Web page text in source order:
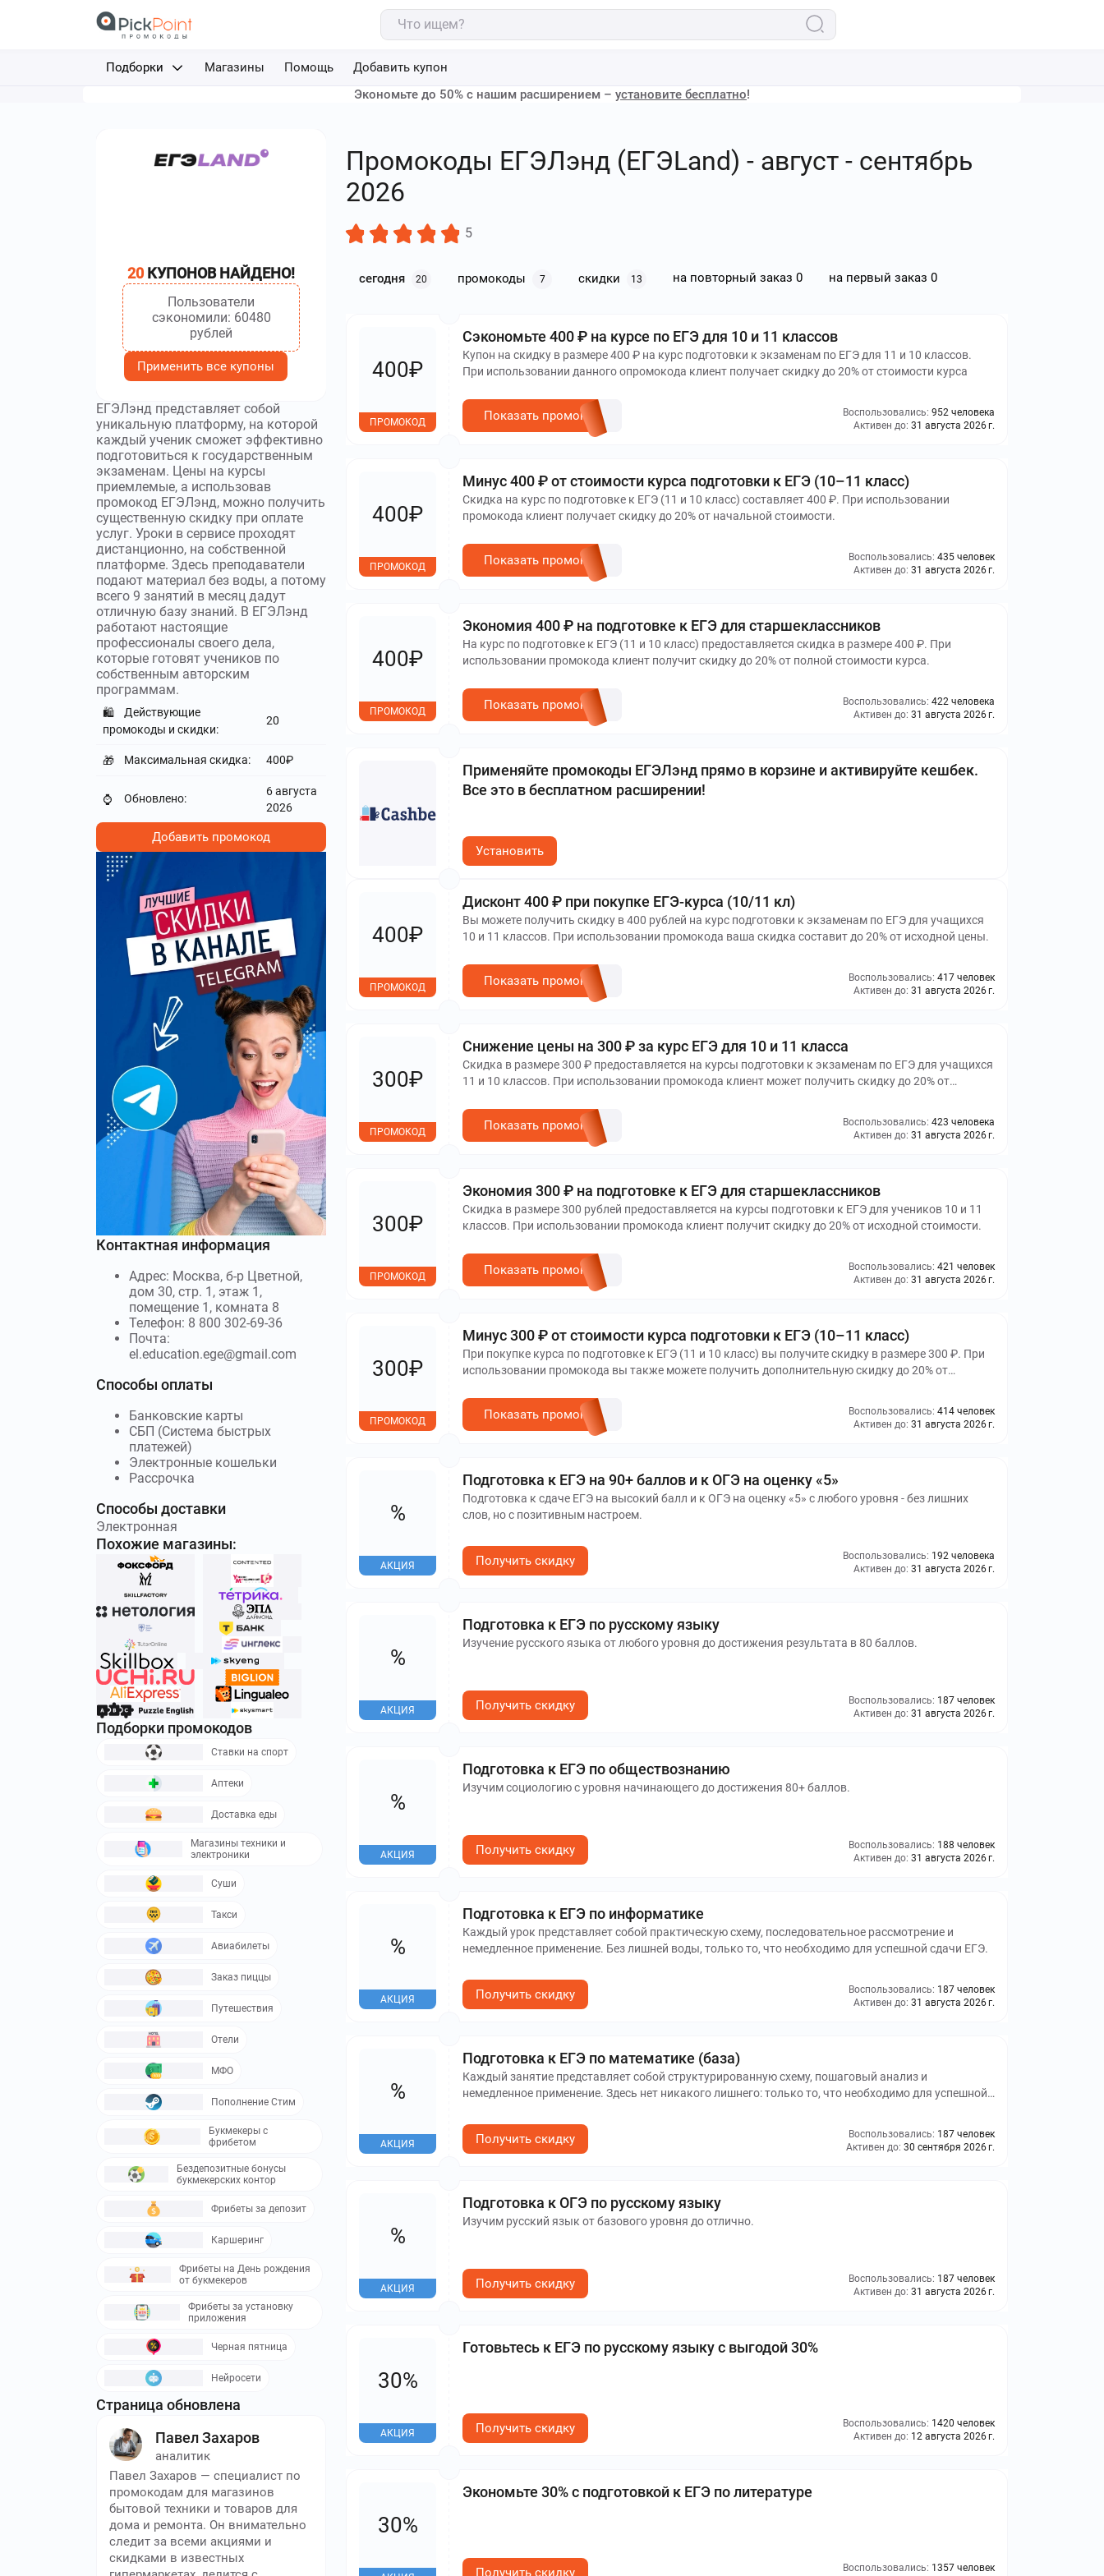
Подборки
Каршеринг
Магазины Помощь
Добавить купон
Экономьте до 50% с нашим расширением – установите бесплатно!
Промокоды ЕГЭЛэнд (ЕГЭLand) - август - сентябрь
2026
5
сегодня 20 промокоды 7 скидки 13 на повторный заказ 0 на первый заказ 0
Сэкономьте 400 ₽ на курсе по ЕГЭ для 10 и 11 классов
Купон на скидку в размере 400 ₽ на курс подготовки к экзаменам по ЕГЭ для 11 и 10 классов.
При использовании данного опромокода клиент получает скидку до 20% от стоимости курса
400₽
ПРОМОКОД
Воспользовались: 952 человека
Активен до: 31 августа 2026 г.
Показать промокод
Минус 400 ₽ от стоимости курса подготовки к ЕГЭ (10–11 класс)
Скидка на курс по подготовке к ЕГЭ (11 и 10 класс) составляет 400 ₽. При использовании
промокода клиент получает скидку до 20% от начальной стоимости.
400₽
ПРОМОКОД
Воспользовались: 435 человек
Активен до: 31 августа 2026 г.
Показать промокод
Экономия 400 ₽ на подготовке к ЕГЭ для старшеклассников
На курс по подготовке к ЕГЭ (11 и 10 класс) предоставляется скидка в размере 400 ₽. При
использовании промокода клиент получит скидку до 20% от полной стоимости курса.
400₽
ПРОМОКОД
Воспользовались: 422 человека
Активен до: 31 августа 2026 г.
Показать промокод
Применяйте промокоды ЕГЭЛэнд прямо в корзине и активируйте кешбек.
Все это в бесплатном расширении!
Установить
Дисконт 400 ₽ при покупке ЕГЭ-курса (10/11 кл)
Вы можете получить скидку в 400 рублей на курс подготовки к экзаменам по ЕГЭ для учащихся
10 и 11 классов. При использовании промокода ваша скидка составит до 20% от исходной цены.
400₽
ПРОМОКОД
Воспользовались: 417 человек
Активен до: 31 августа 2026 г.
Показать промокод
Снижение цены на 300 ₽ за курс ЕГЭ для 10 и 11 класса
Скидка в размере 300 ₽ предоставляется на курсы подготовки к экзаменам по ЕГЭ для учащихся
11 и 10 классов. При использовании промокода клиент может получить скидку до 20% от
300₽
ПРОМОКОД
Воспользовались: 423 человека
Активен до: 31 августа 2026 г.
Показать промокод
Экономия 300 ₽ на подготовке к ЕГЭ для старшеклассников
Скидка в размере 300 рублей предоставляется на курсы подготовки к ЕГЭ для учеников 10 и 11
классов. При использовании промокода клиент получит скидку до 20% от исходной стоимости.
300₽
ПРОМОКОД
Воспользовались: 421 человек
Активен до: 31 августа 2026 г.
Показать промокод
Минус 300 ₽ от стоимости курса подготовки к ЕГЭ (10–11 класс)
При покупке курса по подготовке к ЕГЭ (11 и 10 класс) вы получите скидку в размере 300 ₽. При
использовании промокода вы также можете получить дополнительную скидку до 20% от
300₽
ПРОМОКОД
Воспользовались: 414 человек
Активен до: 31 августа 2026 г.
Показать промокод
Подготовка к ЕГЭ на 90+ баллов и к ОГЭ на оценку «5»
Подготовка к сдаче ЕГЭ на высокий балл и к ОГЭ на оценку «5» с любого уровня - без лишних
слов, но с позитивным настроем.
%
АКЦИЯ
Воспользовались: 192 человека
Активен до: 31 августа 2026 г.
Получить скидку
Подготовка к ЕГЭ по русскому языку
Изучение русского языка от любого уровня до достижения результата в 80 баллов.
%
АКЦИЯ
Воспользовались: 187 человек
Активен до: 31 августа 2026 г.
Получить скидку
Подготовка к ЕГЭ по обществознанию
Изучим социологию с уровня начинающего до достижения 80+ баллов.
%
АКЦИЯ
Воспользовались: 188 человек
Активен до: 31 августа 2026 г.
Получить скидку
Подготовка к ЕГЭ по информатике
Каждый урок представляет собой практическую схему, последовательное рассмотрение и
немедленное применение. Без лишней воды, только то, что необходимо для успешной сдачи ЕГЭ.
%
АКЦИЯ
Воспользовались: 187 человек
Активен до: 31 августа 2026 г.
Получить скидку
Подготовка к ЕГЭ по математике (база)
Каждый занятие представляет собой структурированную схему, пошаговый анализ и
немедленное применение. Здесь нет никакого лишнего: только то, что необходимо для успешной
%
АКЦИЯ
Воспользовались: 187 человек
Активен до: 30 сентября 2026 г.
Получить скидку
Подготовка к ОГЭ по русскому языку
Изучим русский язык от базового уровня до отлично.
%
АКЦИЯ
Воспользовались: 187 человек
Активен до: 31 августа 2026 г.
Получить скидку
Готовьтесь к ЕГЭ по русскому языку с выгодой 30%
30%
АКЦИЯ
Воспользовались: 1420 человек
Активен до: 12 августа 2026 г.
Получить скидку
Экономьте 30% с подготовкой к ЕГЭ по литературе
30%
Воспользовались: 1357 человек
Получить скидку
20 КУПОНОВ НАЙДЕНО!
Пользователи
сэкономили: 60480
рублей
Применить все купоны
ЕГЭЛэнд представляет собой
уникальную платформу, на которой
каждый ученик сможет эффективно
подготовиться к государственным
экзаменам. Цены на курсы
приемлемые, а использовав
промокод ЕГЭЛэнд, можно получить
существенную скидку при оплате
услуг. Уроки в сервисе проходят
дистанционно, на собственной
платформе. Здесь преподаватели
подают материал без воды, а потому
всего 9 занятий в месяц дадут
отличную базу знаний. В ЕГЭЛэнд
работают настоящие
профессионалы своего дела,
которые готовят учеников по
собственным авторским
программам.
🛍️
Действующие
промокоды и скидки:
20
🎁 Максимальная скидка: 400₽
⌚ Обновлено:
6 августа
2026
Добавить промокод
Контактная информация
Адрес: Москва, б-р Цветной,
дом 30, стр. 1, этаж 1,
помещение 1, комната 8
Телефон: 8 800 302-69-36
Почта:
el.education.ege@gmail.com
Способы оплаты
Банковские карты
СБП (Система быстрых
платежей)
Электронные кошельки
Рассрочка
Способы доставки
Электронная
Похожие магазины:
Подборки промокодов
Ставки на спорт
Аптеки
Доставка еды
Магазины техники и
электроники
Суши
Такси
Авиабилеты
Заказ пиццы
Путешествия
Отели
МФО
Пополнение Стим
Букмекеры с
фрибетом
Бездепозитные бонусы
букмекерских контор
Фрибеты за депозит
Каршеринг
Фрибеты на День рождения
от букмекеров
Фрибеты за установку
приложения
Черная пятница
Нейросети
Страница обновлена
Павел Захаров
аналитик
Павел Захаров — специалист по
промокодам для магазинов
бытовой техники и товаров для
дома и ремонта. Он внимательно
следит за всеми акциями и
скидками в известных